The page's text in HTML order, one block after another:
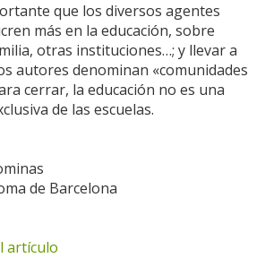
que los diversos agentes
más en la educación, sobre
otras instituciones…; y llevar a
autores denominan «comunidades
cerrar, la educación no es una
de las escuelas.
de Barcelona
artículo